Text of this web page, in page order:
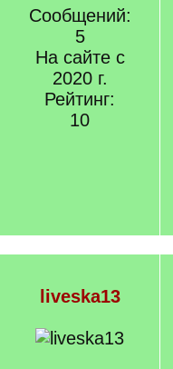
Сообщений:
5
На сайте с
2020 г.
Рейтинг:
10
liveska13